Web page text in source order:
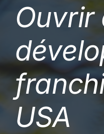
Ouvrir
USA